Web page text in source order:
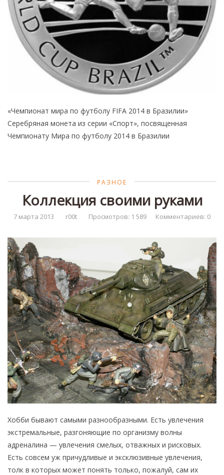
«Чемпионат мира по футболу FIFA 2014 в Бразилии»
Серебряная монета из серии «Спорт», посвященная
Чемпионату Мира по футболу 2014 в Бразилии
РАЗНОЕ
Коллекция своими руками
7 марта 2013 r00t Просмотров: 1 589 Комментариев: 0
Хобби бывают самыми разнообразными. Есть увлечения
экстремальные, разгоняющие по организму волны
адреналина — увлечения смелых, отважных и рисковых.
Есть совсем уж причудливые и эксклюзивные увлечения,
толк в которых может понять только, пожалуй, сам их